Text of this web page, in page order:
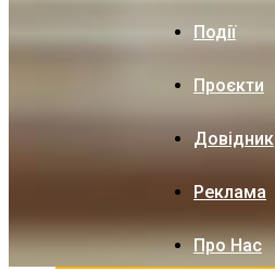
Події
Проєкти
Довідник
Реклама
Про Нас